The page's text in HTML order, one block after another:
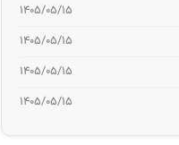
۱۴۰۵/۰۵/۱۵
۱۴۰۵/۰۵/۱۵
۱۴۰۵/۰۵/۱۵
۱۴۰۵/۰۵/۱۵